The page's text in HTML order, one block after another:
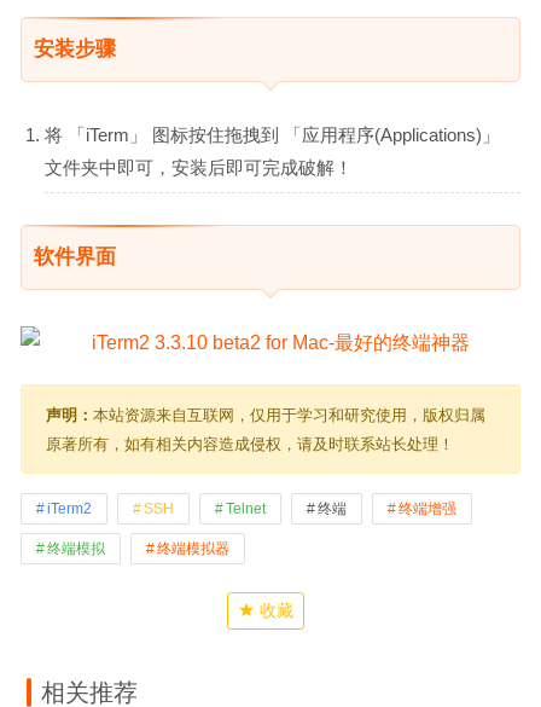
安装步骤
将 「iTerm」 图标按住拖拽到 「应用程序(Applications)」
文件夹中即可，安装后即可完成破解！
软件界面
声明： 本站资源来自互联网，仅用于学习和研究使用，版权归属
原著所有，如有相关内容造成侵权，请及时联系站长处理！
iTerm2 SSH Telnet 终端 终端增强
终端模拟 终端模拟器
收藏
相关推荐